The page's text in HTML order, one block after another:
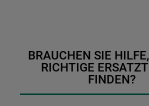
BRAUCHEN SIE
RICHTIGE
FINDEN?